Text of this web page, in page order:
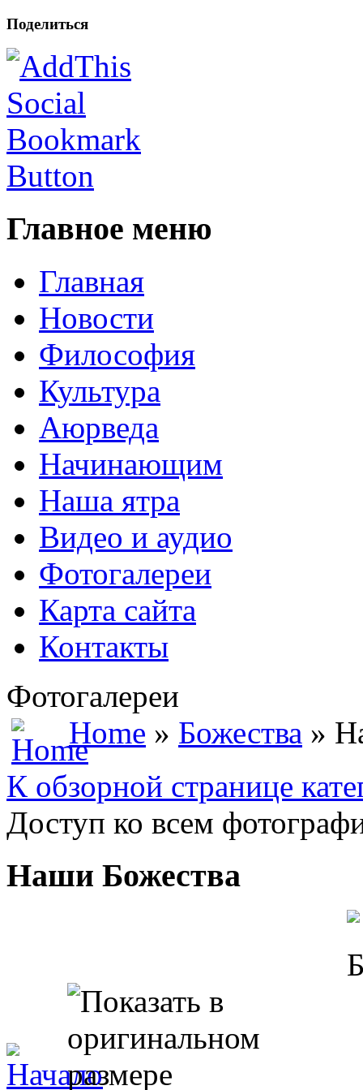
Поделиться
Главное меню
Главная
Новости
Философия
Культура
Аюрведа
Начинающим
Наша ятра
Видео и аудио
Фотогалереи
Карта сайта
Контакты
Фотогалереи
Home » Божества »
К обзорной странице
Доступ ко всем
Наши Божества